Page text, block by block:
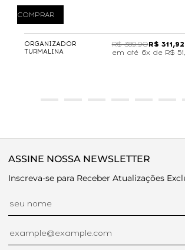
COMPRAR
ORGANIZADOR
TURMALINA
R$ 389,90R$ 311,92
6x de R$
ASSINE NOSSA NEWSLETTER
Inscreva-se para Receber Atualizações